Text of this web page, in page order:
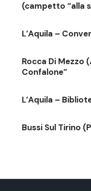
(campetto “alla
L’Aquila –
Rocca Di Mezzo
Confalone”
L’Aquila –
Bussi Sul Tirino